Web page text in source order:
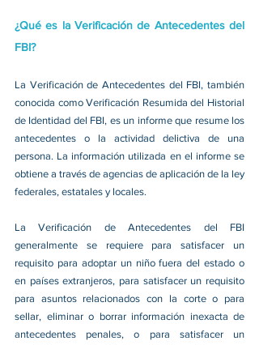
¿Qué es la Verificación de Antecedentes del
FBI?
La Verificación de Antecedentes del FBI, también
conocida como Verificación Resumida del Historial
de Identidad del FBI, es un informe que resume los
antecedentes o la actividad delictiva de una
persona. La información utilizada en el informe se
obtiene a través de agencias de aplicación de la ley
federales, estatales y locales.
La Verificación de Antecedentes del FBI
generalmente se requiere para satisfacer un
requisito para adoptar un niño fuera del estado o
en países extranjeros, para satisfacer un requisito
para asuntos relacionados con la corte o para
sellar, eliminar o borrar información inexacta de
antecedentes penales, o para satisfacer un